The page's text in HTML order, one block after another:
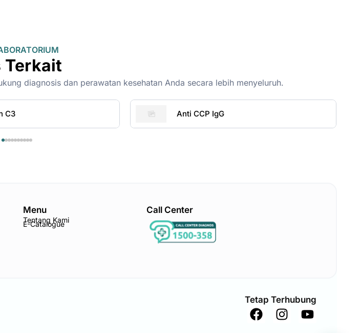
Terkait
diagnosis dan perawatan kesehatan Anda secara lebih menyeluruh.
C3 Anti CCP IgG
Menu
Tentang Kami
E-Catalogue
Call Center
Tetap Terhubung
F
a
I
n
Y
o